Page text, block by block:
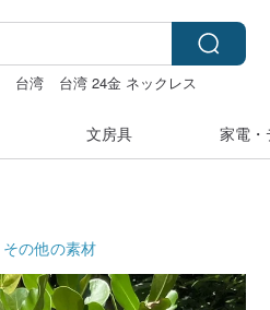
台湾
台湾 24金 ネックレス
文房具 家電
その他の素材